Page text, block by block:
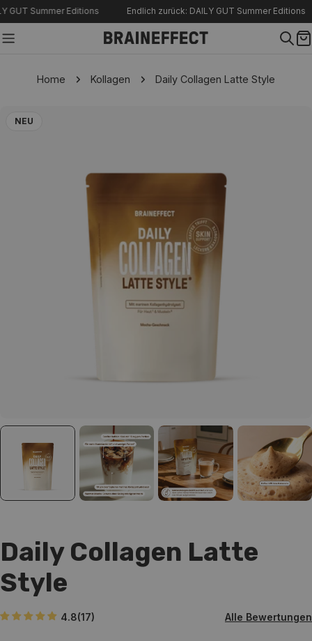
Zum
Inhalt
springen
Summer Editions Endlich zurück: DAILY GUT Summer Editions
Home Kollagen Daily Collagen Latte Style
Springe
NEU
Daily Collagen Latte
Style
4.8(17)